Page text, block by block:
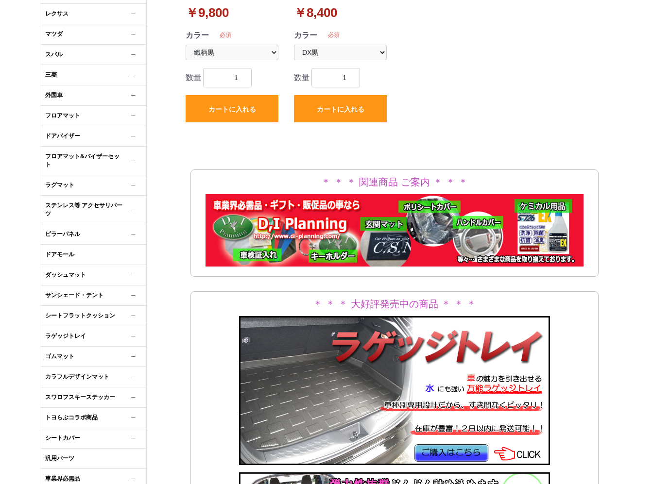
レクサス ─
マツダ ─
スバル ─
三菱 ─
外国車 ─
フロアマット ─
ドアバイザー ─
フロアマット&バイザーセッ
ト
─
ラグマット ─
ステンレス等 アクセサリパー
ツ
─
ピラーパネル ─
ドアモール
ダッシュマット ─
サンシェード・テント ─
シートフラットクッション ─
ラゲッジトレイ ─
ゴムマット ─
カラフルデザインマット ─
スワロフスキーステッカー ─
トヨらぶコラボ商品 ─
シートカバー ─
汎用パーツ
車業界必需品 ─
￥9,800
カラー 必須
数量
カートに入れる
￥8,400
カラー 必須
数量
カートに入れる
＊ ＊ ＊ 関連商品 ご案内 ＊ ＊ ＊
＊ ＊ ＊ 大好評発売中の商品 ＊ ＊ ＊